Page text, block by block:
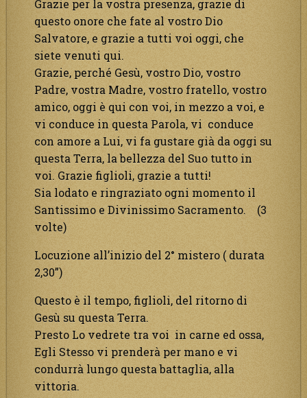
Grazie per la vostra presenza, grazie di
questo onore che fate al vostro Dio
Salvatore, e grazie a tutti voi oggi, che
siete venuti qui.
Grazie, perché Gesù, vostro Dio, vostro
Padre, vostra Madre, vostro fratello, vostro
amico, oggi è qui con voi, in mezzo a voi, e
vi conduce in questa Parola, vi conduce
con amore a Lui, vi fa gustare già da oggi su
questa Terra, la bellezza del Suo tutto in
voi. Grazie figlioli, grazie a tutti!
Sia lodato e ringraziato ogni momento il
Santissimo e Divinissimo Sacramento. (3
volte)
Locuzione all’inizio del 2° mistero ( durata
2,30”)
Questo è il tempo, figlioli, del ritorno di
Gesù su questa Terra.
Presto Lo vedrete tra voi in carne ed ossa,
Egli Stesso vi prenderà per mano e vi
condurrà lungo questa battaglia, alla
vittoria.